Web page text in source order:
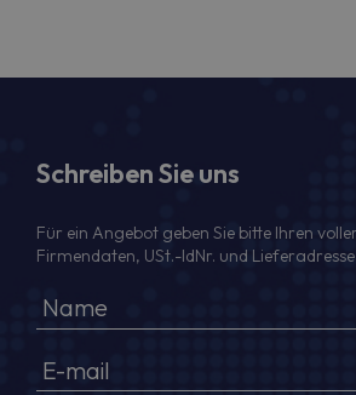
Schreiben Sie uns
Für ein Angebot geben Sie bitte Ihren
Firmendaten, USt.-IdNr. und